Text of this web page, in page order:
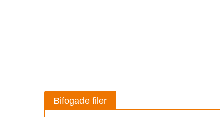
Bifogade filer